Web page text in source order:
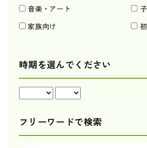
音楽・アート
家族向け
時期を選んでください
フリーワードで検索